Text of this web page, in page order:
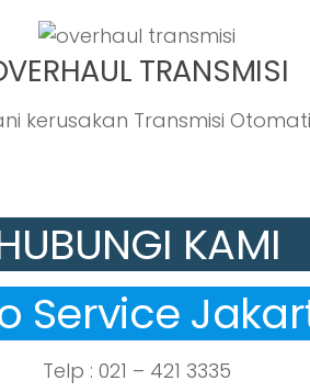
TRANSMISI
kerusakan Transmisi
KAMI
Service
Telp : 021 – 421 3335